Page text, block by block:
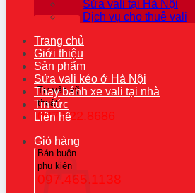
Tư vấn kỹ
thuật
0976.22.8686
Bán buôn
phụ kiện
097.465.1138
Sửa vali tại Hà Nội
Dịch vụ cho thuê vali
Trang chủ
Giới thiệu
Sản phẩm
Sửa vali kéo ở Hà Nội
Thay bánh xe vali tại nhà
Tin tức
Liên hệ
Giỏ hàng